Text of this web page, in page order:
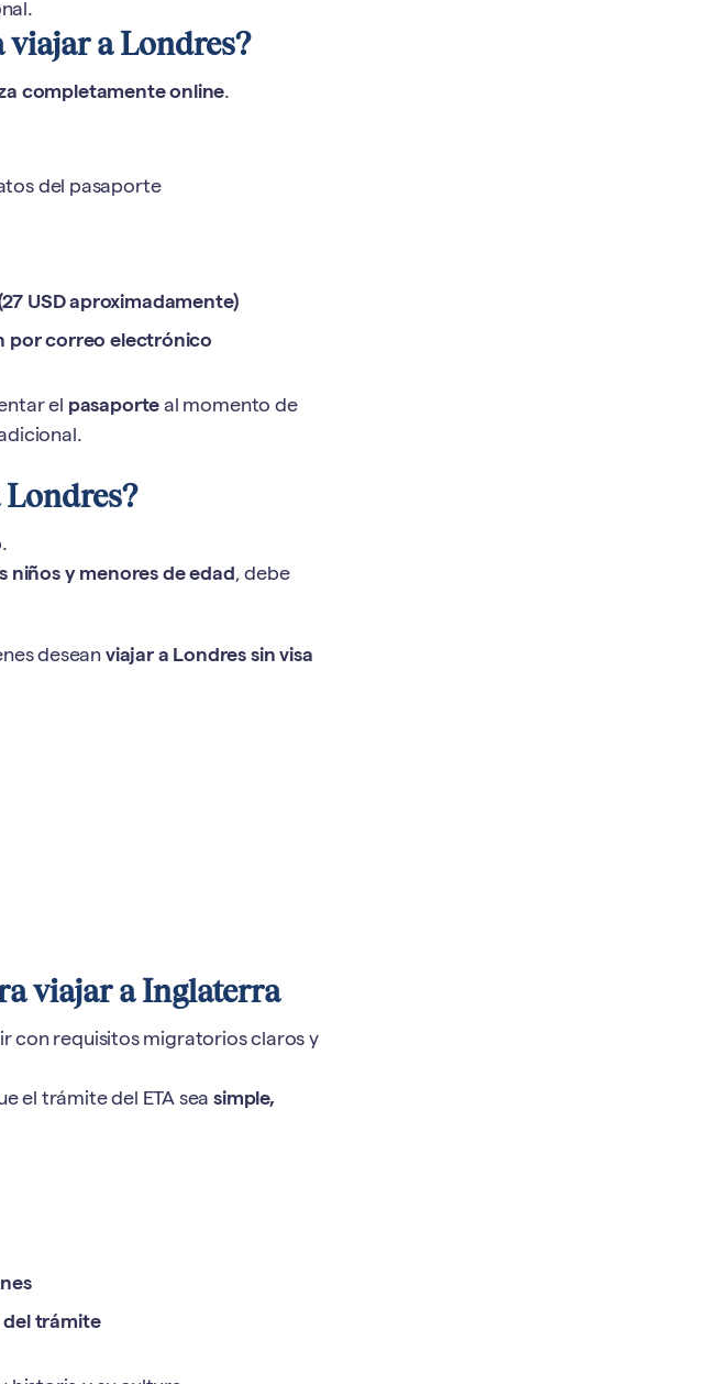
viajar a Londres?
completamente online.
del pasaporte
USD aproximadamente)
por correo electrónico
el pasaporte al momento de
Londres?
.
niños y menores de edad, debe
desean viajar a Londres sin visa
viajar a Inglaterra
con requisitos migratorios claros y
el trámite del ETA seasimple,
trámite